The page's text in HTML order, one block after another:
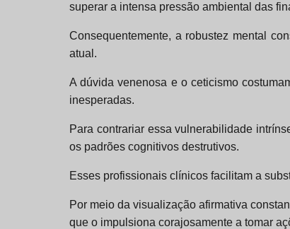
superar a intensa pressão ambiental das
Consequentemente, a robustez mental
atual.
A dúvida venenosa e o ceticismo
inesperadas.
Para contrariar essa vulnerabilidade
os padrões cognitivos destrutivos.
Esses profissionais clínicos facilitam a
Por meio da visualização afirmativa
que o impulsiona corajosamente a tomar